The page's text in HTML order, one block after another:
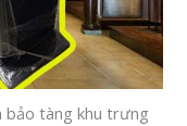
bảo tàng khu trưng